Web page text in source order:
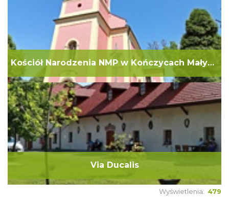
Kościół Narodzenia NMP w Kończycach Małych
Via Ducalis
Wyświetlenia: 479